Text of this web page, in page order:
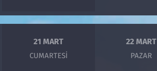
21 MART
CUMARTESI
22 MART
PAZAR